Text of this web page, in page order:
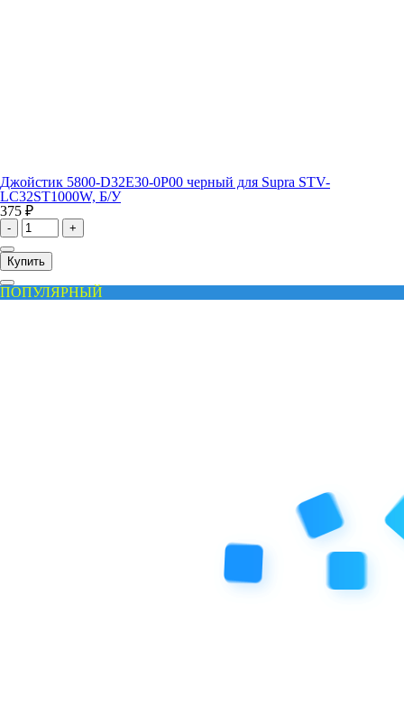
Джойстик 5800-D32E30-0P00 черный для Supra STV-
LC32ST1000W, Б/У
375 ₽
- +
Купить
ПОПУЛЯРНЫЙ